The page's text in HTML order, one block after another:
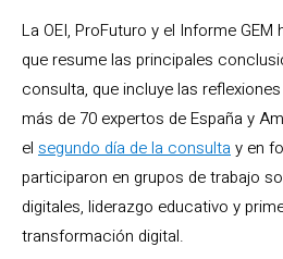
La OEI, ProFuturo y el Informe GEM
que resume las principales
consulta, que incluye las
más de 70 expertos de España y
el segundo día de la consulta y en
participaron en grupos de trabajo
digitales, liderazgo educativo y
transformación digital.